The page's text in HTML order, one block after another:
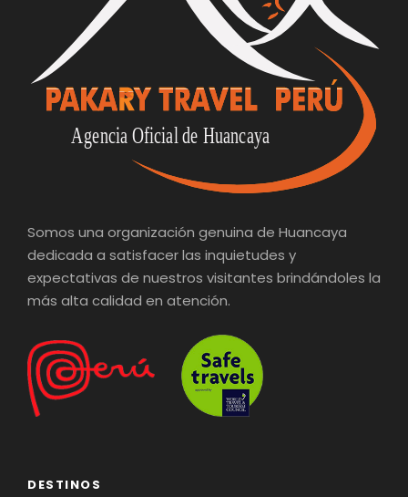
Somos una organización genuina de Huancaya
dedicada a satisfacer las inquietudes y
expectativas de nuestros visitantes brindándoles la
más alta calidad en atención.
DESTINOS